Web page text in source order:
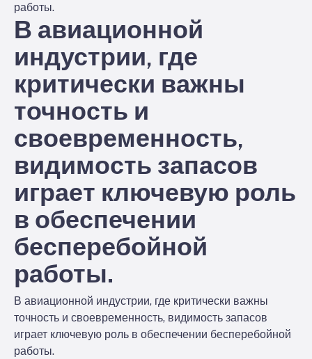
работы.
В авиационной
индустрии, где
критически важны
точность и
своевременность,
видимость запасов
играет ключевую роль
в обеспечении
бесперебойной
работы.
В авиационной индустрии, где критически важны
точность и своевременность, видимость запасов
играет ключевую роль в обеспечении бесперебойной
работы.